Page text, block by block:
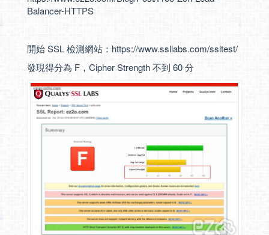
Balancer-HTTPS
開始 SSL 檢測網站： https://www.ssllabs.com/ssltest/
發現得分為 F，Cipher Strength 不到 60 分